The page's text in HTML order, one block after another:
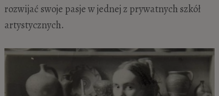
rozwijać swoje pasje w jednej z prywatnych szkół
artystycznych.